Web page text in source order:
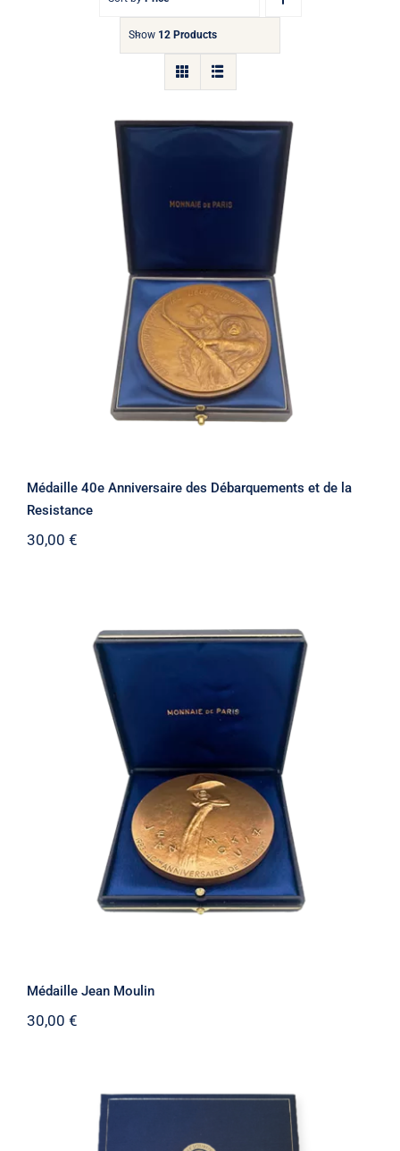
Show 12 Products
Médaille 40e Anniversaire des
Débarquements et de la Resistance
Médaille 40e Anniversaire des Débarquements et de la
Resistance
30,00 €
Médaille Jean Moulin
Médaille Jean Moulin
30,00 €